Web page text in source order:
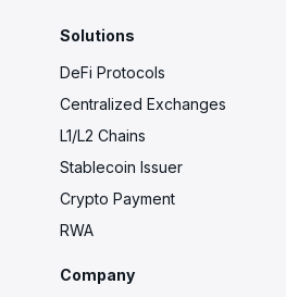
Solutions
DeFi Protocols
Centralized Exchanges
L1/L2 Chains
Stablecoin Issuer
Crypto Payment
RWA
Company